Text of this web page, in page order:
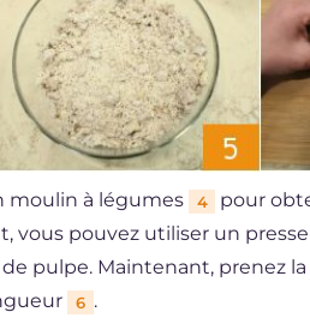
moulin à légumes 4
pour
vous pouvez utiliser un
pulpe. Maintenant, prenez
6 .